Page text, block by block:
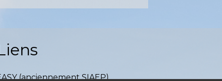
(anciennement SIAEP)